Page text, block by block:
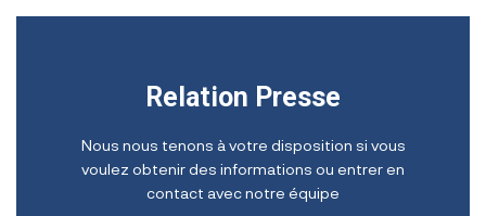
Relation Presse
Nous nous tenons à votre disposition si vous
voulez obtenir des informations ou entrer en
contact avec notre équipe